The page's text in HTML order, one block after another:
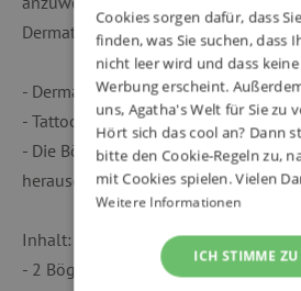
Dermatologisch getestet.
- Dermatologisch getestete Tattoos.
- Tattoos mit Metallic-Effekt.
- Die Bögen sind vorgestanzt, so
herausgelöst werden können.
Inhalt:
- 2 Bögen mit temporären Tattoos
Cookies sorgen dafür, dass
finden, was Sie suchen, dass
nicht leer wird und dass
Werbung erscheint.
uns, Agatha's Welt für Sie zu
Hört sich das cool an? Dann
bitte den Cookie-Regeln zu,
mit Cookies spielen. Vielen
Weitere Informationen
ICH STIMME ZU